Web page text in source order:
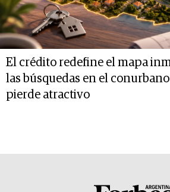
El crédito redefine el mapa
las búsquedas en el
pierde atractivo